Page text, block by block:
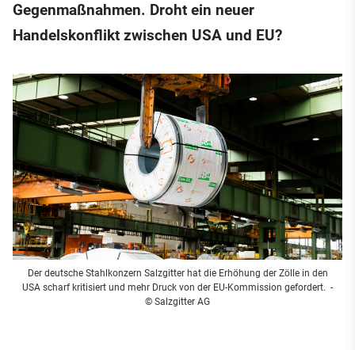
Gegenmaßnahmen. Droht ein neuer
Handelskonflikt zwischen USA und EU?
Der deutsche Stahlkonzern Salzgitter hat die Erhöhung der Zölle in den
USA scharf kritisiert und mehr Druck von der EU-Kommission gefordert. -
© Salzgitter AG